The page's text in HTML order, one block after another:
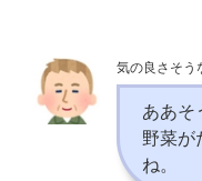
気の良さそう
ああそ
野菜が
ね。